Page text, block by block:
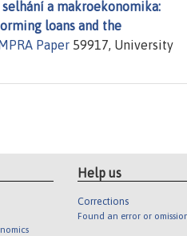
selhání a makroekonomika:
loans and the
MPRA Paper 59917, University
Help us
Corrections
Found an error or